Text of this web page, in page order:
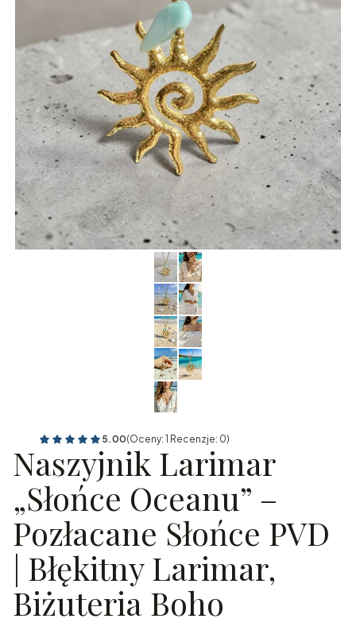
5.00(Oceny: 1 Recenzje: 0)
Naszyjnik Larimar
„Słońce Oceanu” –
Pozłacane Słońce PVD
| Błękitny Larimar,
Biżuteria Boho